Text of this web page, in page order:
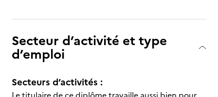
Secteur d’activité et type
d’emploi
Secteurs d’activités :